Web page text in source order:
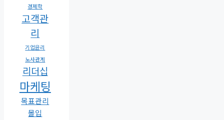
경제학
고객관
리
기업윤리
노사관계
리더십
마케팅
목표관리
몰입